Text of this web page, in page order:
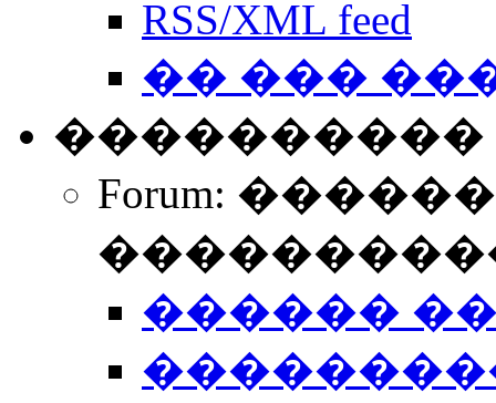
RSS/XML feed
�� ���
����������
Forum:
������